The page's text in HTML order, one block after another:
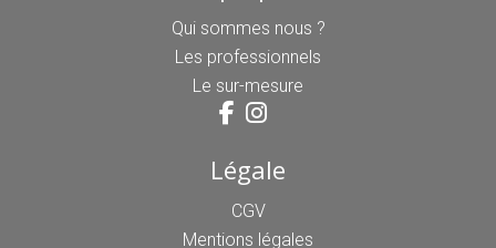
Qui sommes nous ?
Les professionnels
Le sur-mesure
Légale
CGV
Mentions légales